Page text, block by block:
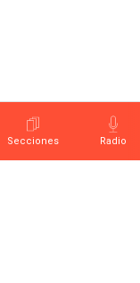
Secciones Radio